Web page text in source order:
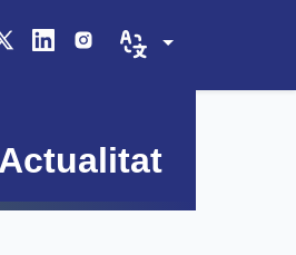
Actualitat